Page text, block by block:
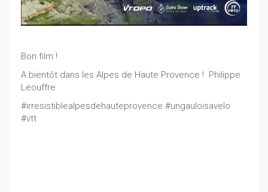
Bon film !
A bientôt dans les Alpes de Haute Provence ! Philippe
Leouffre
#irresistiblealpesdehauteprovence #ungauloisavelo
#vtt